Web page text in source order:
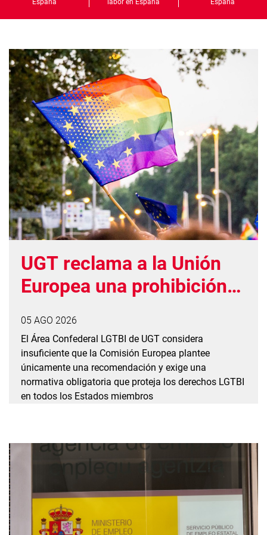
España
labor en España
España
UGT reclama a la Unión
Europea una prohibición
prácticas de conversión
05 AGO 2026
El Área Confederal LGTBI de UGT considera
insuficiente que la Comisión Europea plantee
únicamente una recomendación y exige una
normativa obligatoria que proteja los derechos LGTBI
en todos los Estados miembros